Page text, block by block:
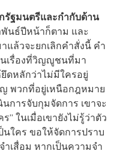
รัฐมนตรีและกำกับด้าน
นธ์ปีหน้าก็ตาม และ
แล้วจะยกเลิกคำสั่งนี้ คำ
เรื่องที่วิญญูชนที่มา
ดหลักว่าไม่มีใครอยู่
พวกที่อยู่เหนือกฎหมาย
การจับกุมจัดการ เขาจะ
ในเมื่อเขายังไม่รู้ว่าตัว
นใคร ขอให้จัดการปราบ
เสื่อม หากเป็นความจำ